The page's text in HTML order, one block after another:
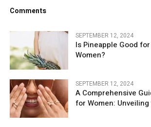
Comments
SEPTEMBER 12, 2024
Is Pineapple Good
Women?
SEPTEMBER 12, 2024
A Comprehensive
for Women: